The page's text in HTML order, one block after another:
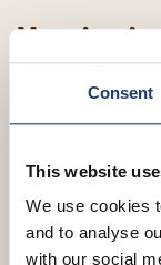
Consent
This website
We use cookies
and to analyse
with our social
Meer